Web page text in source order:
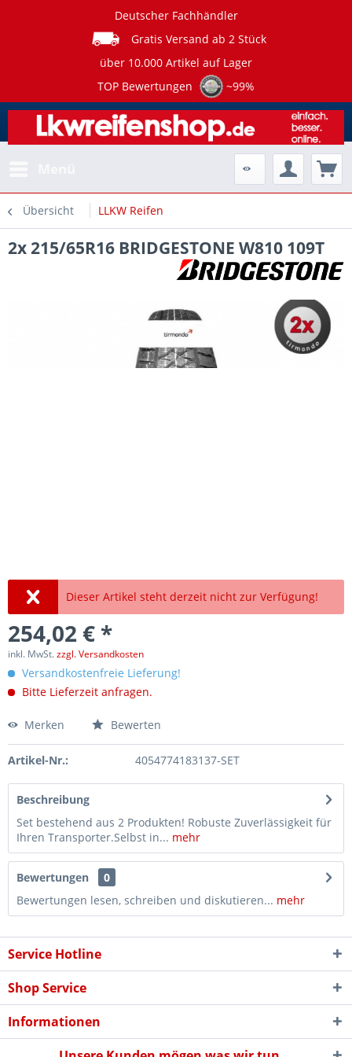
Deutscher Fachhändler
Gratis Versand ab 2 Stück
über 10.000 Artikel auf Lager
TOP Bewertungen
~99%
Übersicht LLKW Reifen
2x 215/65R16 BRIDGESTONE W810 109T
Dieser Artikel steht derzeit nicht zur Verfügung!
254,02 € *
inkl. MwSt.zzgl. Versandkosten
Versandkostenfreie Lieferung!
Bitte Lieferzeit anfragen.
Merken Bewerten
Artikel-Nr.: 4054774183137-SET
Beschreibung
Set bestehend aus 2 Produkten! Robuste Zuverlässigkeit für
Ihren Transporter.Selbst in... mehr
Bewertungen
0
Bewertungen lesen, schreiben und diskutieren... mehr
Service Hotline
Shop Service
Informationen